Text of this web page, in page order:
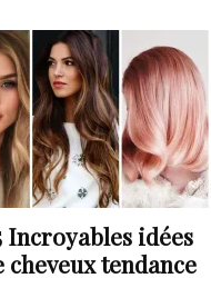
de
vie
Incroyables idées
cheveux tendance